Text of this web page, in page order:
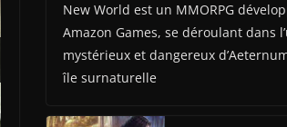
New World est un MMORPG
Amazon Games, se déroulant dans
mystérieux et dangereux
île surnaturelle